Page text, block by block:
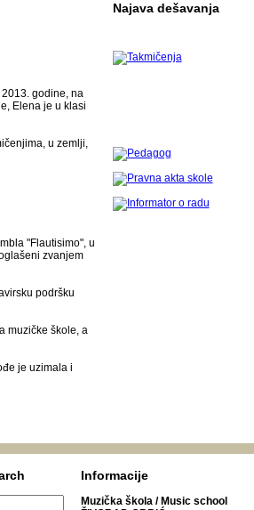
godine, na
Elena je u klasi
u zemlji,
"Flautisimo", u
zvanjem
podršku
muzičke škole, a
je uzimala i
Najava dešavanja
Informacije
Muzička škola / Music school